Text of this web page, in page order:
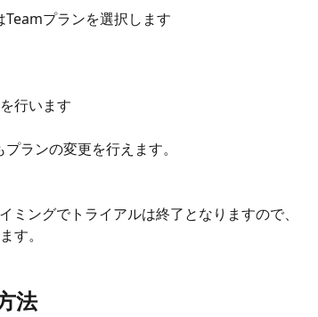
プランを選択します
行います
ランの変更を行えます。
ングでトライアルは終了となりますので、
す。
法